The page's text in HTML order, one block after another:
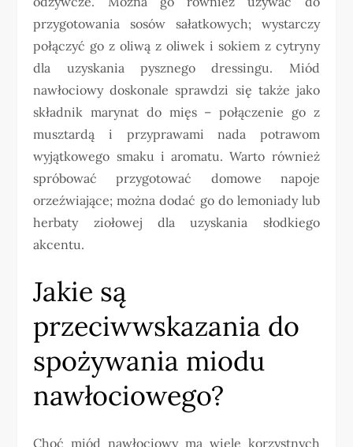
przygotowania sosów sałatkowych; wystarczy
połączyć go z oliwą z oliwek i sokiem z cytryny
dla uzyskania pysznego dressingu. Miód
nawłociowy doskonale sprawdzi się także jako
składnik marynat do mięs – połączenie go z
musztardą i przyprawami nada potrawom
wyjątkowego smaku i aromatu. Warto również
spróbować przygotować domowe napoje
orzeźwiające; można dodać go do lemoniady lub
herbaty ziołowej dla uzyskania słodkiego
akcentu.
Jakie są
przeciwwskazania do
spożywania miodu
nawłociowego?
Choć miód nawłociowy ma wiele korzystnych